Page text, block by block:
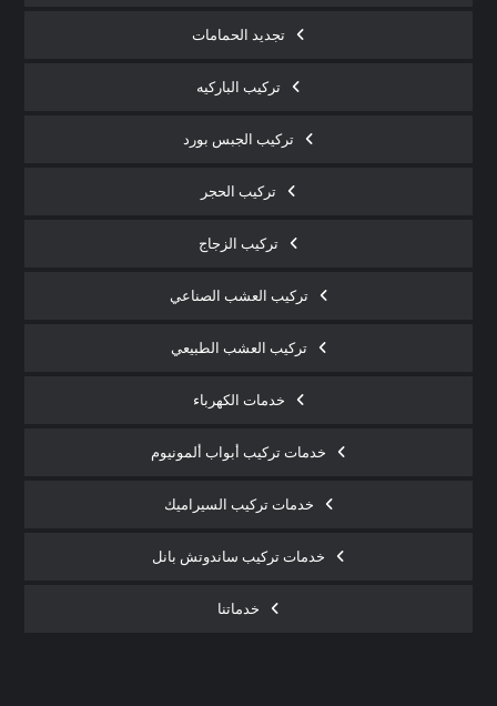
تجديد الحمامات
تركيب الباركيه
تركيب الجبس بورد
تركيب الحجر
تركيب الزجاج
تركيب العشب الصناعي
تركيب العشب الطبيعي
خدمات الكهرباء
خدمات تركيب أبواب ألمونيوم
خدمات تركيب السيراميك
خدمات تركيب ساندوتش بانل
خدماتنا